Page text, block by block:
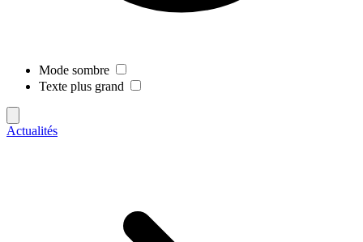
Mode sombre
Texte plus grand
Actualités